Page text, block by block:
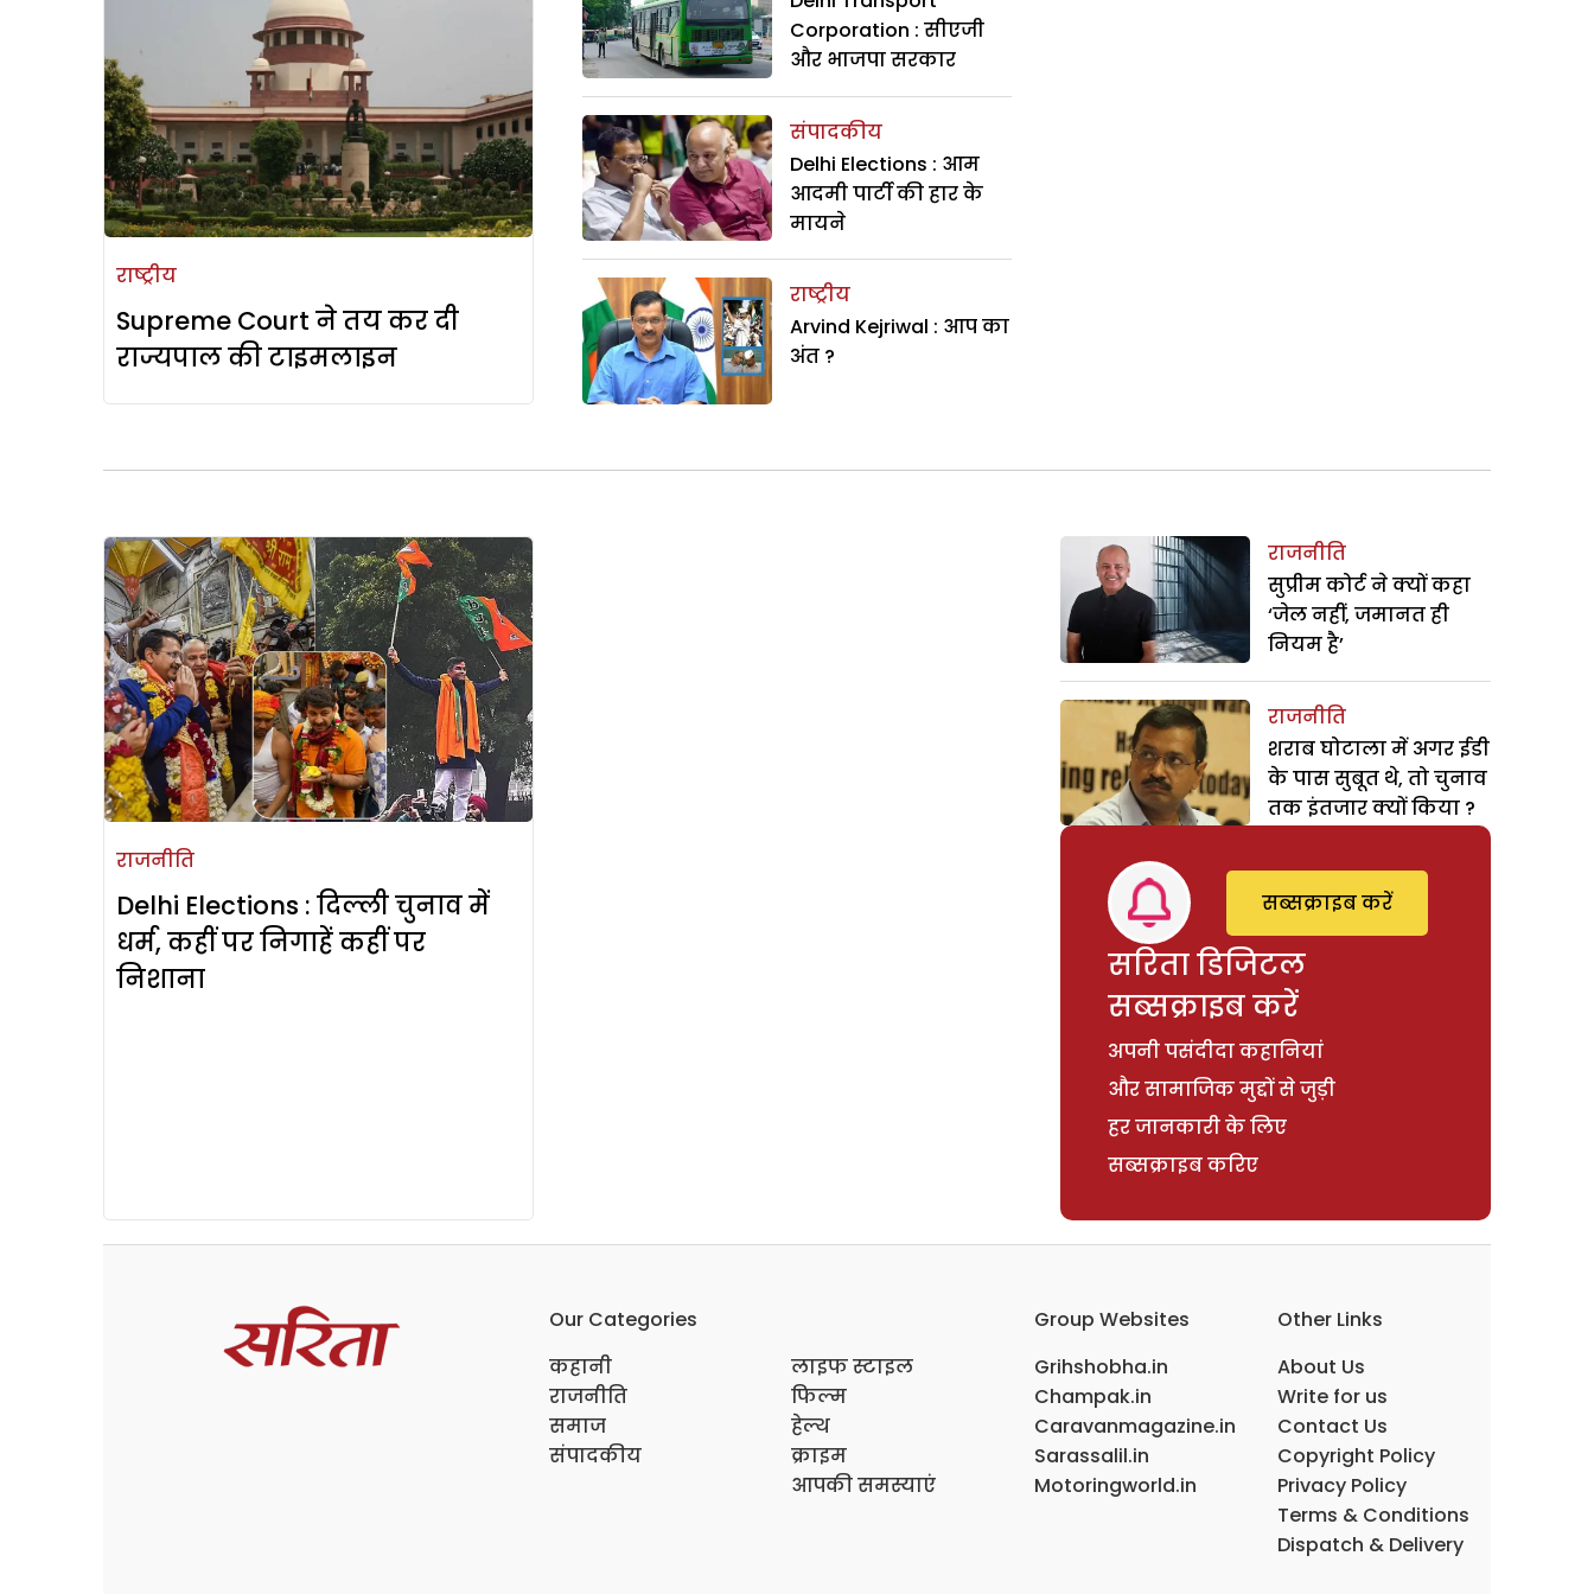
राष्ट्रीय
Supreme Court ने तय कर दी
राज्यपाल की टाइमलाइन
Corporation : सीएजी
और भाजपा सरकार
संपादकीय
Delhi Elections : आम
आदमी पार्टी की हार के
मायने
राष्ट्रीय
Arvind Kejriwal : आप का
अंत ?
राजनीति
Delhi Elections : दिल्ली चुनाव में
धर्म, कहीं पर निगाहें कहीं पर
निशाना
राजनीति
सुप्रीम कोर्ट ने क्यों कहा
‘जेल नहीं, जमानत ही
नियम है’
राजनीति
शराब घोटाला में अगर ईडी
के पास सुबूत थे, तो चुनाव
तक इंतजार क्यों किया ?
सरिता डिजिटल
सब्सक्राइब करें
अपनी पसंदीदा कहानियां
और सामाजिक मुद्दों से जुड़ी
हर जानकारी के लिए
सब्सक्राइब करिए
सब्सक्राइब करें
Our Categories
कहानी
राजनीति
समाज
संपादकीय
लाइफ स्टाइल
फिल्म
हेल्थ
क्राइम
आपकी समस्याएं
Group Websites
Grihshobha.in
Champak.in
Caravanmagazine.in
Sarassalil.in
Motoringworld.in
Other Links
About Us
Write for us
Contact Us
Copyright Policy
Privacy Policy
Terms & Conditions
Dispatch & Delivery